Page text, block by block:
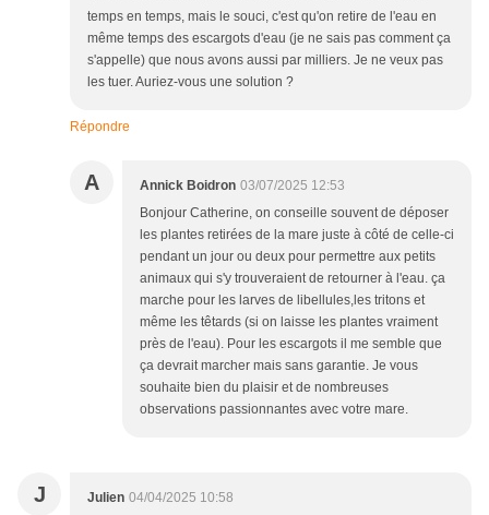
temps en temps, mais le souci, c'est qu'on retire de l'eau en
même temps des escargots d'eau (je ne sais pas comment ça
s'appelle) que nous avons aussi par milliers. Je ne veux pas
les tuer. Auriez-vous une solution ?
Répondre
A Annick Boidron 03/07/2025 12:53
Bonjour Catherine, on conseille souvent de déposer
les plantes retirées de la mare juste à côté de celle-ci
pendant un jour ou deux pour permettre aux petits
animaux qui s'y trouveraient de retourner à l'eau. ça
marche pour les larves de libellules,les tritons et
même les têtards (si on laisse les plantes vraiment
près de l'eau). Pour les escargots il me semble que
ça devrait marcher mais sans garantie. Je vous
souhaite bien du plaisir et de nombreuses
observations passionnantes avec votre mare.
J Julien 04/04/2025 10:58